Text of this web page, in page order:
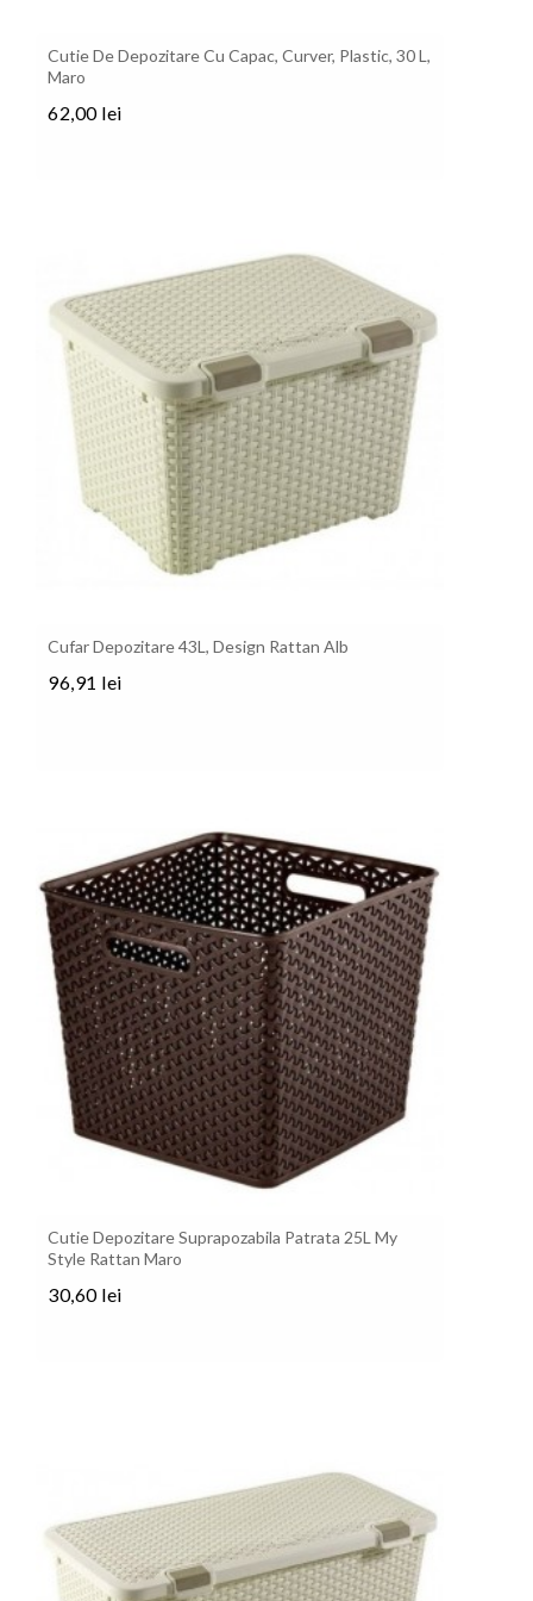
Cutie De Depozitare Cu Capac, Curver, Plastic, 30 L,
Maro
62,00 lei
Cufar Depozitare 43L, Design Rattan Alb
96,91 lei
Cutie Depozitare Suprapozabila Patrata 25L My
Style Rattan Maro
30,60 lei